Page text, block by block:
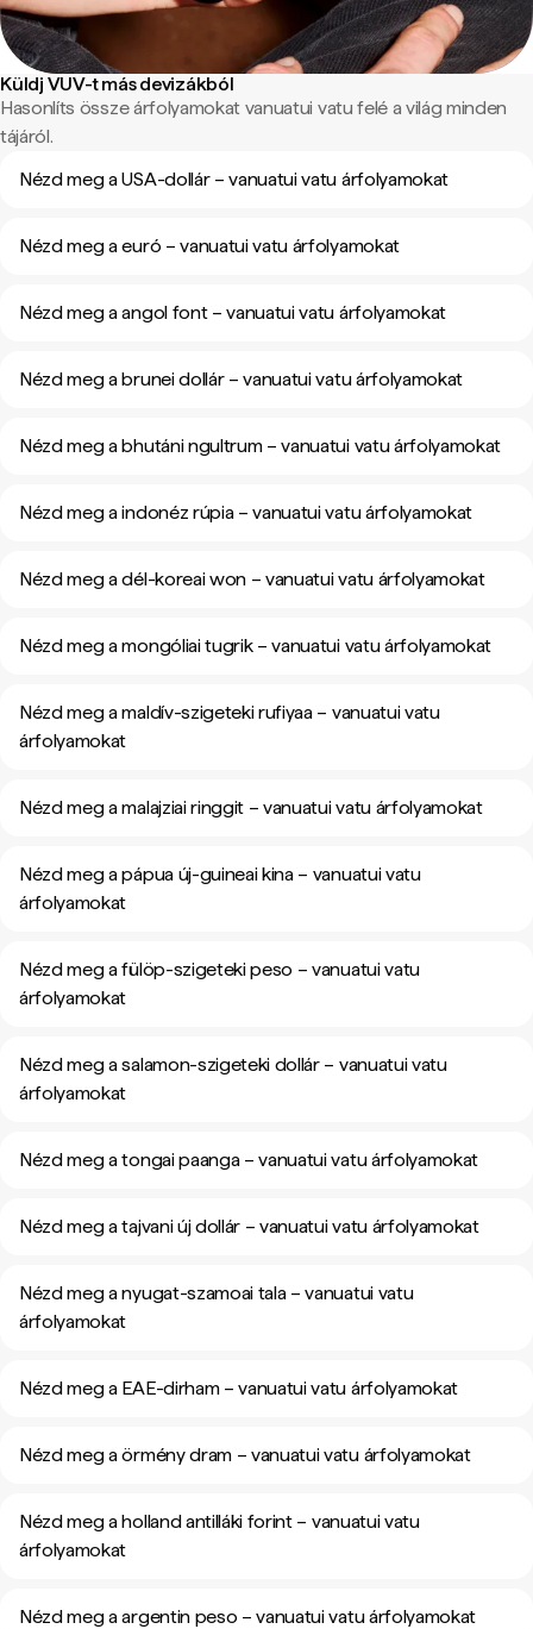
Küldj VUV-t más devizákból
Hasonlíts össze árfolyamokat vanuatui vatu felé a világ minden
tájáról.
Nézd meg a USA-dollár – vanuatui vatu árfolyamokat
Nézd meg a euró – vanuatui vatu árfolyamokat
Nézd meg a angol font – vanuatui vatu árfolyamokat
Nézd meg a brunei dollár – vanuatui vatu árfolyamokat
Nézd meg a bhutáni ngultrum – vanuatui vatu árfolyamokat
Nézd meg a indonéz rúpia – vanuatui vatu árfolyamokat
Nézd meg a dél-koreai won – vanuatui vatu árfolyamokat
Nézd meg a mongóliai tugrik – vanuatui vatu árfolyamokat
Nézd meg a maldív-szigeteki rufiyaa – vanuatui vatu
árfolyamokat
Nézd meg a malajziai ringgit – vanuatui vatu árfolyamokat
Nézd meg a pápua új-guineai kina – vanuatui vatu
árfolyamokat
Nézd meg a fülöp-szigeteki peso – vanuatui vatu
árfolyamokat
Nézd meg a salamon-szigeteki dollár – vanuatui vatu
árfolyamokat
Nézd meg a tongai paanga – vanuatui vatu árfolyamokat
Nézd meg a tajvani új dollár – vanuatui vatu árfolyamokat
Nézd meg a nyugat-szamoai tala – vanuatui vatu
árfolyamokat
Nézd meg a EAE-dirham – vanuatui vatu árfolyamokat
Nézd meg a örmény dram – vanuatui vatu árfolyamokat
Nézd meg a holland antilláki forint – vanuatui vatu
árfolyamokat
Nézd meg a argentin peso – vanuatui vatu árfolyamokat